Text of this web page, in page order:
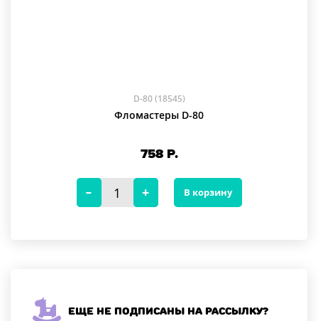
D-80 (18545)
Фломастеры D-80
758Р.
В корзину
Еще не подписаны на рассылку?